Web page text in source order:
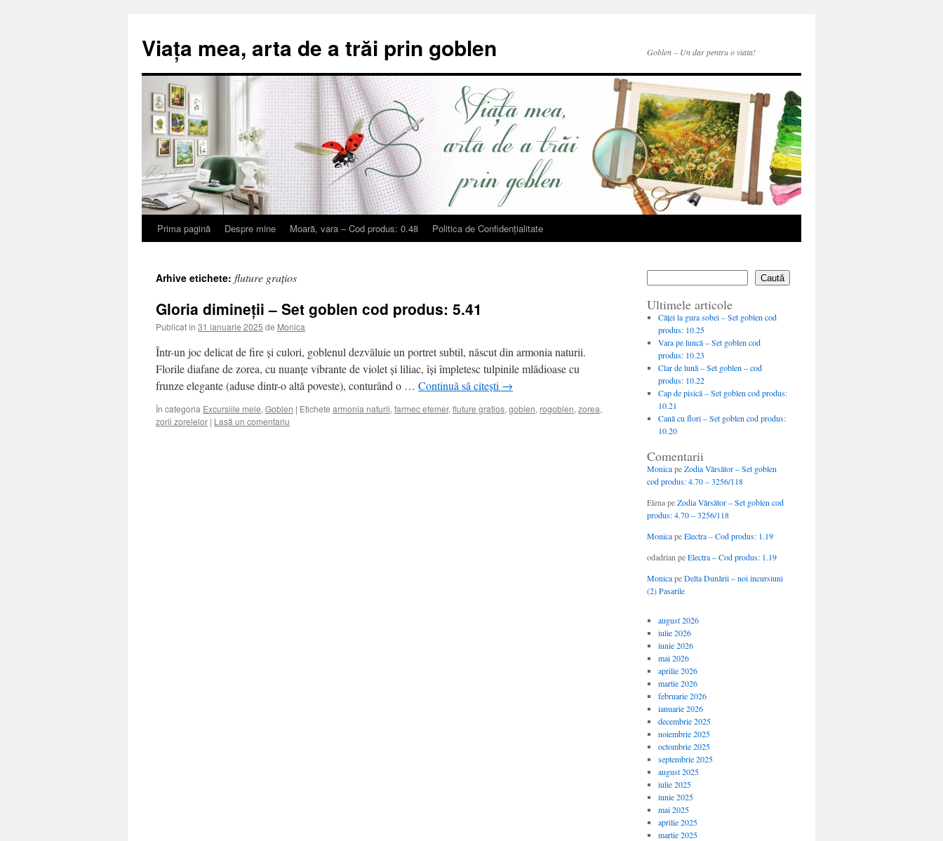
Viața mea, arta de a trăi prin goblen Goblen – Un dar pentru o viata!
Sari
conținut
Prima pagină Despre mine Moară, vara – Cod produs: 0.48 Politica de Confidențialitate
Arhive etichete: fluture grațios
Gloria dimineții – Set goblen cod produs: 5.41
Publicat în 31 ianuarie 2025 de Monica
Într-un joc delicat de fire și culori, goblenul dezvăluie un portret subtil, născut din armonia naturii.
Florile diafane de zorea, cu nuanțe vibrante de violet și liliac, își împletesc tulpinile mlădioase cu
frunze elegante (aduse dintr-o altă poveste), conturând o … Continuă să citești →
În categoria Excursiile mele, Goblen | Etichete armonia naturii, farmec efemer, fluture grațios, goblen, rogoblen, zorea,
zorii zorelelor | Lasă un comentariu
Caută
Ultimele articole
Căţei la gura sobei – Set goblen cod
produs: 10.25
Vara pe luncă – Set goblen cod
produs: 10.23
Clar de lună – Set goblen – cod
produs: 10.22
Cap de pisică – Set goblen cod produs:
10.21
Cană cu flori – Set goblen cod produs:
10.20
Comentarii
MonicapeZodia Vărsător – Set goblen
cod produs: 4.70 – 3256/118
ElenapeZodia Vărsător – Set goblen cod
produs: 4.70 – 3256/118
MonicapeElectra – Cod produs: 1.19
odadrian peElectra – Cod produs: 1.19
MonicapeDelta Dunării – noi incursiuni
(2) Pasarile
august 2026
iulie 2026
iunie 2026
mai 2026
aprilie 2026
martie 2026
februarie 2026
ianuarie 2026
decembrie 2025
noiembrie 2025
octombrie 2025
septembrie 2025
august 2025
iulie 2025
iunie 2025
mai 2025
aprilie 2025
martie 2025